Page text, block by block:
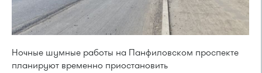
Ночные шумные работы на Панфиловском проспекте
планируют временно приостановить